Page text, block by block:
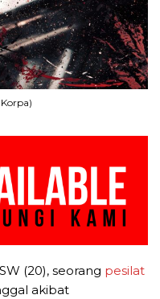
SW (20), seorang pesilat
akibat